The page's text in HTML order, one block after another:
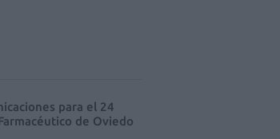
para el 24
de Oviedo